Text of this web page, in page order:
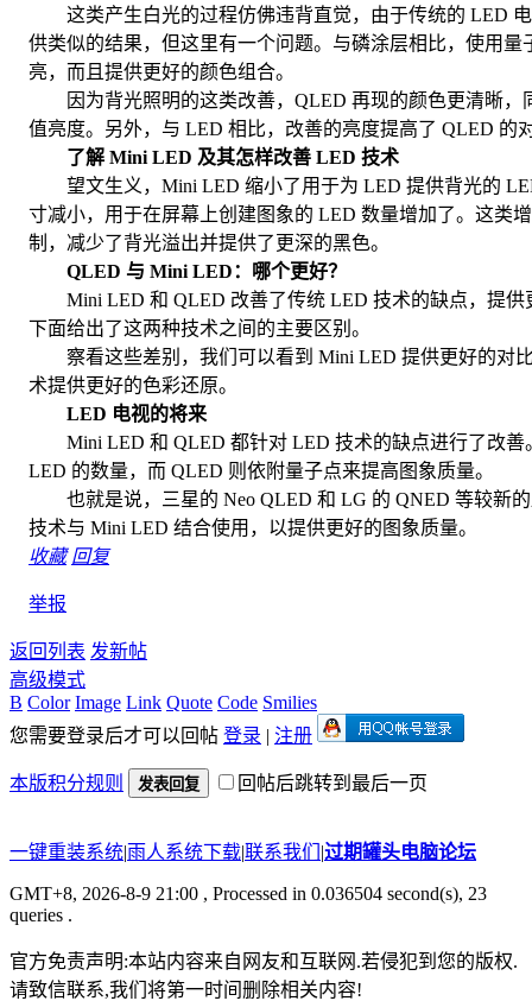
这类产生白光的过程仿佛违背直觉，由于传统的 LED 电
供类似的结果，但这里有一个问题。与磷涂层相比，使用量
亮，而且提供更好的颜色组合。
因为背光照明的这类改善，QLED 再现的颜色更清晰，
值亮度。另外，与 LED 相比，改善的亮度提高了 QLED 的
了解 Mini LED 及其怎样改善 LED 技术
望文生义，Mini LED 缩小了用于为 LED 提供背光的
寸减小，用于在屏幕上创建图象的 LED 数量增加了。这类
制，减少了背光溢出并提供了更深的黑色。
QLED 与 Mini LED：哪个更好？
Mini LED 和 QLED 改善了传统 LED 技术的缺点，提供
下面给出了这两种技术之间的主要区别。
察看这些差别，我们可以看到 Mini LED 提供更好的对
术提供更好的色彩还原。
LED 电视的将来
Mini LED 和 QLED 都针对 LED 技术的缺点进行了改善
LED 的数量，而 QLED 则依附量子点来提高图象质量。
也就是说，三星的 Neo QLED 和 LG 的 QNED 等较新
技术与 Mini LED 结合使用，以提供更好的图象质量。
收藏 回复
举报
返回列表 发新帖
高级模式
B Color Image Link Quote Code Smilies
您需要登录后才可以回帖 登录 | 注册
本版积分规则 发表回复 回帖后跳转到最后一页
一键重装系统|雨人系统下载|联系我们 |过期罐头电脑论坛
GMT+8, 2026-8-9 21:00 , Processed in 0.036504 second(s), 23
queries .
官方免责声明:本站内容来自网友和互联网.若侵犯到您的版权.
请致信联系,我们将第一时间删除相关内容!